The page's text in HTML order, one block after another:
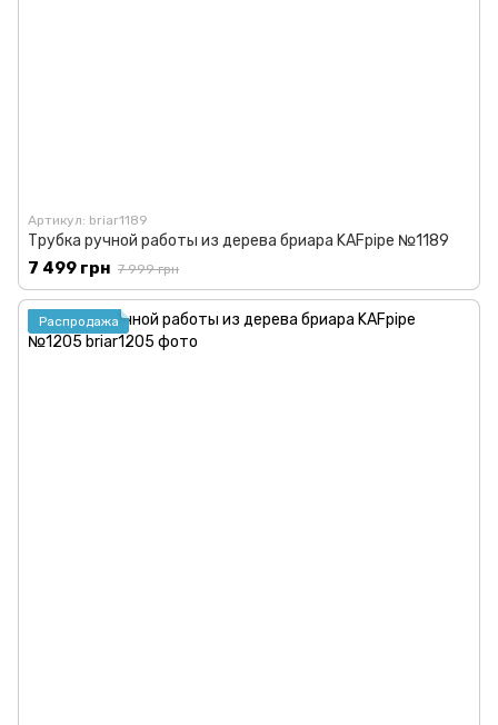
Артикул: briar1189
Трубка ручной работы из дерева бриара KAFpipe №1189
7 499 грн 7 999 грн
Распродажа